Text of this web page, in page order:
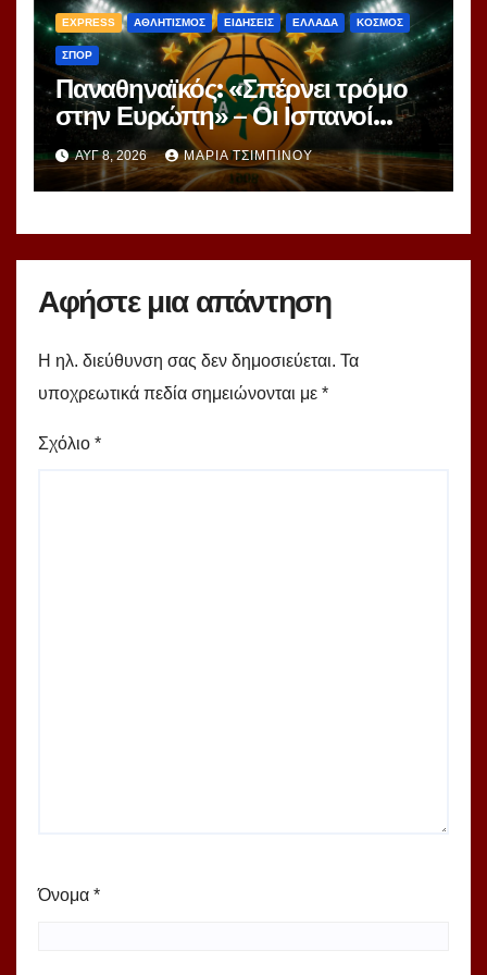
EXPRESS ΑΘΛΗΤΙΣΜΟΣ ΕΙΔΗΣΕΙΣ ΕΛΛΑΔΑ ΚΟΣΜΟΣ
ΣΠΟΡ
Παναθηναϊκός: «Σπέρνει τρόμο
στην Ευρώπη» – Οι Ισπανοί
βλέπουν μια πράσινη
υπερομάδα!
ΑΥΓ 8, 2026 ΜΑΡΊΑ ΤΣΙΜΠΙΝΟΎ
Αφήστε μια απάντηση
Η ηλ. διεύθυνση σας δεν δημοσιεύεται. Τα
υποχρεωτικά πεδία σημειώνονται με *
Σχόλιο *
Όνομα *